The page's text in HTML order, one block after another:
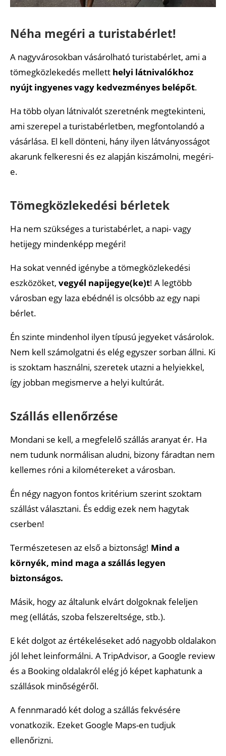
Néha megéri a turistabérlet!
A nagyvárosokban vásárolható turistabérlet, ami a
tömegközlekedés mellett helyi látnivalókhoz
nyújt ingyenes vagy kedvezményes belépőt.
Ha több olyan látnivalót szeretnénk megtekinteni,
ami szerepel a turistabérletben, megfontolandó a
vásárlása. El kell dönteni, hány ilyen látványosságot
akarunk felkeresni és ez alapján kiszámolni, megéri-
e.
Tömegközlekedési bérletek
Ha nem szükséges a turistabérlet, a napi- vagy
hetijegy mindenképp megéri!
Ha sokat vennéd igénybe a tömegközlekedési
eszközöket, vegyél napijegye(ke)t! A legtöbb
városban egy laza ebédnél is olcsóbb az egy napi
bérlet.
Én szinte mindenhol ilyen típusú jegyeket vásárolok.
Nem kell számolgatni és elég egyszer sorban állni. Ki
is szoktam használni, szeretek utazni a helyiekkel,
így jobban megismerve a helyi kultúrát.
Szállás ellenőrzése
Mondani se kell, a megfelelő szállás aranyat ér. Ha
nem tudunk normálisan aludni, bizony fáradtan nem
kellemes róni a kilométereket a városban.
Én négy nagyon fontos kritérium szerint szoktam
szállást választani. És eddig ezek nem hagytak
cserben!
Természetesen az első a biztonság! Mind a
környék, mind maga a szállás legyen
biztonságos.
Másik, hogy az általunk elvárt dolgoknak feleljen
meg (ellátás, szoba felszereltsége, stb.).
E két dolgot az értékeléseket adó nagyobb oldalakon
jól lehet leinformálni. A TripAdvisor, a Google review
és a Booking oldalakról elég jó képet kaphatunk a
szállások minőségéről.
A fennmaradó két dolog a szállás fekvésére
vonatkozik. Ezeket Google Maps-en tudjuk
ellenőrizni.